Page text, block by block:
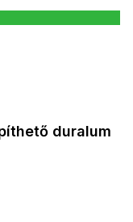
duralum